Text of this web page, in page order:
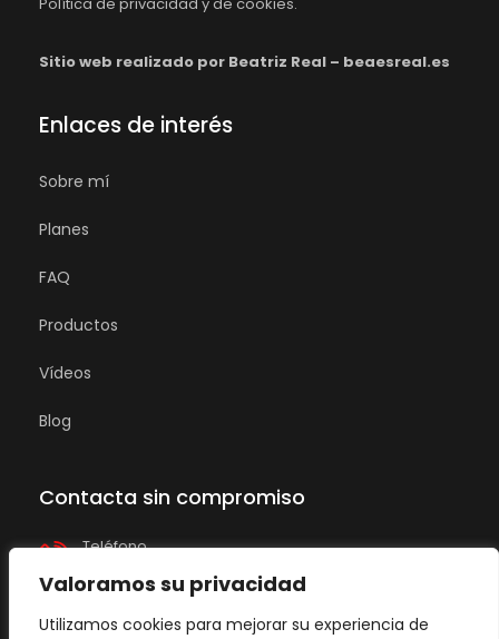
Valoramos su privacidad
Utilizamos cookies para mejorar su experiencia de
Sitio web realizado por Beatriz Real – beaesreal.es
Enlaces de interés
Sobre mí
Planes
FAQ
Productos
Vídeos
Blog
Contacta sin compromiso
Teléfono
665 22 84 31
Email